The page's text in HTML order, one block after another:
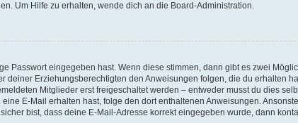
Um Hilfe zu erhalten, wende dich an die Board-Administration.
Passwort eingegeben hast. Wenn diese stimmen, dann gibt es zwei
deiner Erziehungsberechtigten den Anweisungen folgen, die du erhalten
Mitglieder erst freigeschaltet werden – entweder musst du dies
E-Mail erhalten hast, folge den dort enthaltenen Anweisungen.
bist, dass deine E-Mail-Adresse korrekt eingegeben wurde, dann